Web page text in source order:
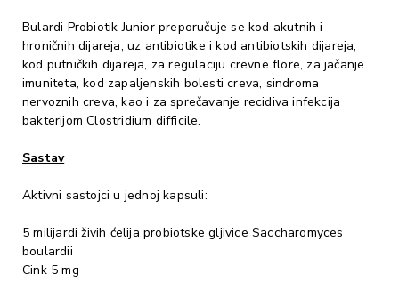
Bulardi Probiotik Junior preporučuje se kod akutnih i
hroničnih dijareja, uz antibiotike i kod antibiotskih dijareja,
kod putničkih dijareja, za regulaciju crevne flore, za jačanje
imuniteta, kod zapaljenskih bolesti creva, sindroma
nervoznih creva, kao i za sprečavanje recidiva infekcija
bakterijom Clostridium difficile.
Sastav
Aktivni sastojci u jednoj kapsuli:
5 milijardi živih ćelija probiotske gljivice Saccharomyces
boulardii
Cink 5 mg